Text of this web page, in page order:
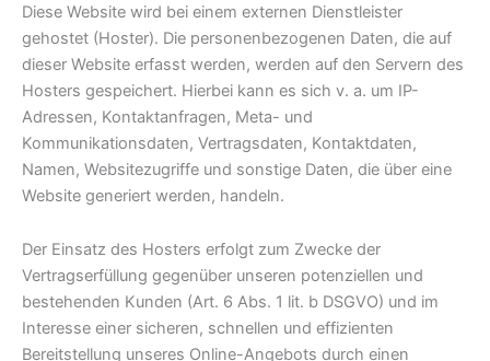
Diese Website wird bei einem externen Dienstleister
gehostet (Hoster). Die personenbezogenen Daten, die auf
dieser Website erfasst werden, werden auf den Servern des
Hosters gespeichert. Hierbei kann es sich v. a. um IP-
Adressen, Kontaktanfragen, Meta- und
Kommunikationsdaten, Vertragsdaten, Kontaktdaten,
Namen, Websitezugriffe und sonstige Daten, die über eine
Website generiert werden, handeln.
Der Einsatz des Hosters erfolgt zum Zwecke der
Vertragserfüllung gegenüber unseren potenziellen und
bestehenden Kunden (Art. 6 Abs. 1 lit. b DSGVO) und im
Interesse einer sicheren, schnellen und effizienten
Bereitstellung unseres Online-Angebots durch einen